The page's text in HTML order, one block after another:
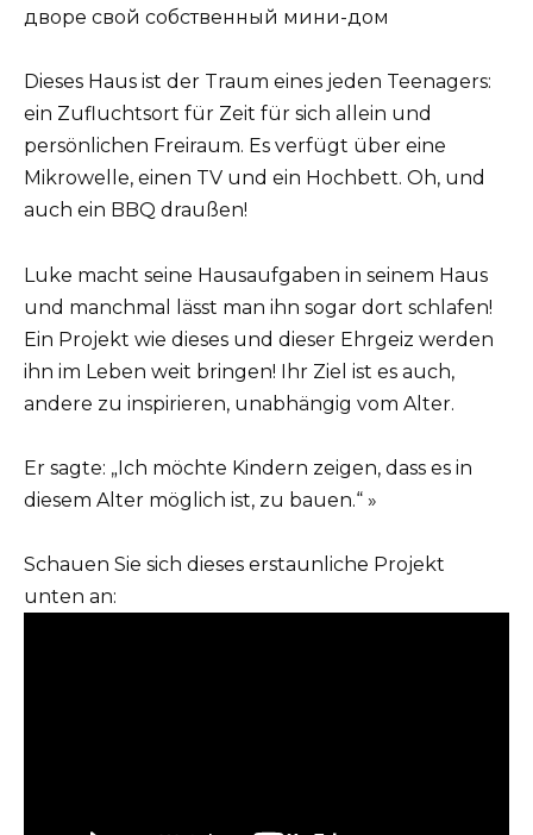
Dieses Haus ist der Traum eines jeden Teenagers:
ein Zufluchtsort für Zeit für sich allein und
persönlichen Freiraum. Es verfügt über eine
Mikrowelle, einen TV und ein Hochbett. Oh, und
auch ein BBQ draußen!
Luke macht seine Hausaufgaben in seinem Haus
und manchmal lässt man ihn sogar dort schlafen!
Ein Projekt wie dieses und dieser Ehrgeiz werden
ihn im Leben weit bringen! Ihr Ziel ist es auch,
andere zu inspirieren, unabhängig vom Alter.
Er sagte: „Ich möchte Kindern zeigen, dass es in
diesem Alter möglich ist, zu bauen.“ »
Schauen Sie sich dieses erstaunliche Projekt
unten an: